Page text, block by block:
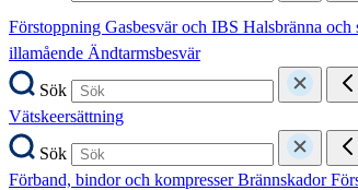
Förstoppning Gasbesvär och IBS Halsbränna och
illamående Ändtarmsbesvär
Sök
Vätskeersättning
Sök
Förband, bindor och kompresserBrännskador